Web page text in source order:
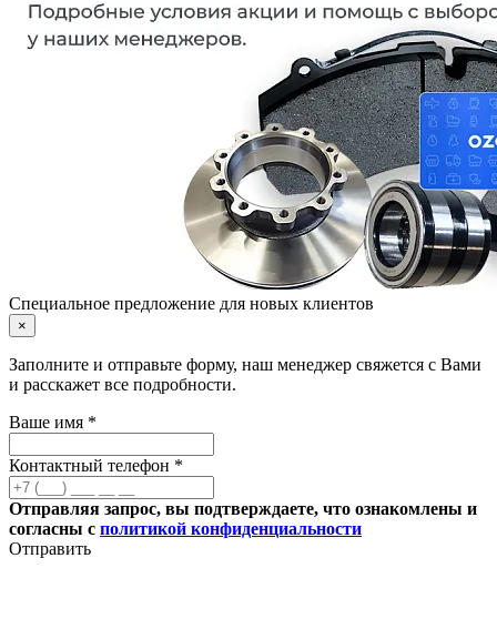
Специальное предложение для новых клиентов
×
Заполните и отправьте форму, наш менеджер свяжется с Вами
и расскажет все подробности.
Ваше имя *
Контактный телефон *
Отправляя запрос, вы подтверждаете, что ознакомлены и
согласны с политикой конфиденциальности
Отправить